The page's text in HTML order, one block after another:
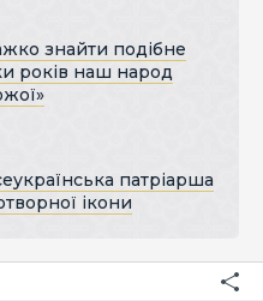
знайти подібне
років наш народ
патріарша
ікони